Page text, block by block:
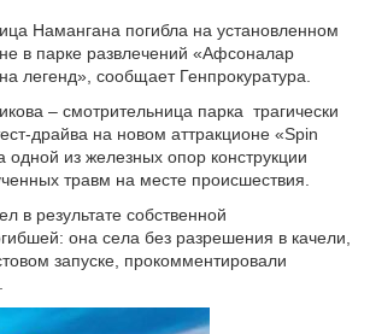
Намангана погибла на установленном
в парке развлечений «Афсоналар
легенд», сообщает Генпрокуратура.
– смотрительница парка трагически
драйва на новом аттракционе «Spin
одной из железных опор конструкции
травм на месте происшествия.
в результате собственной
она села без разрешения в качели,
запуске, прокомментировали